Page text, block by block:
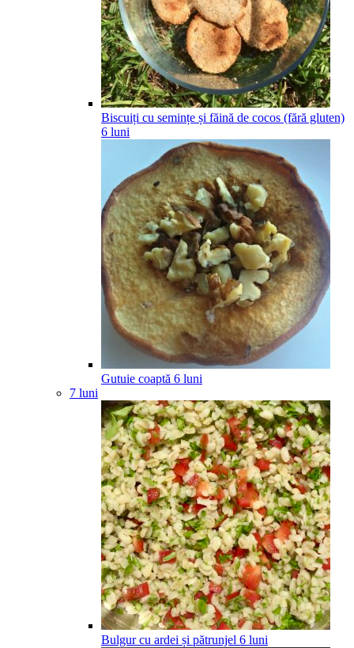
Biscuiți cu semințe și făină de cocos (fără gluten)
6 luni
Gutuie coaptă 6 luni
7 luni
Bulgur cu ardei și pătrunjel 6 luni